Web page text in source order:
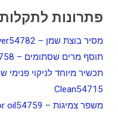
פתרונות
מסיר בוצת שמן – Oil Sludge Remover54782
תוסף מרים שסתומים – Hydraulic Lift Additive54758
Clean54715
משפר צמיגות – Viscoplus for oil54759